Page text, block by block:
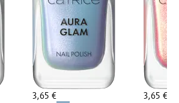
3,65 € 3,65 €